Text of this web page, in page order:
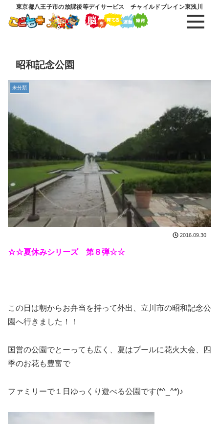
東京都八王子市の放課後等デイサービス チャイルドブレイン東浅川
昭和記念公園
未分類
2016.09.30
☆☆夏休みシリーズ 第８弾☆☆
この日は朝からお弁当を持って外出、立川市の昭和記念公
園へ行きました！！
国営の公園でとーっても広く、夏はプールに花火大会、四
季のお花も豊富で
ファミリーで１日ゆっくり遊べる公園です(*^_^*)♪